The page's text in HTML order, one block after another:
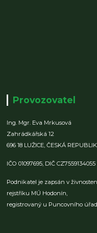
Provozovatel
Ing. Mgr. Eva Mrkusová
Zahrádkářská 12
696 18 LUŽICE,ČESKÁ
IČO 01097695, DIČ CZ7559134055
Podnikatel je zapsán v
rejstříku MÚ Hodonín,
registrovaný u Puncovního